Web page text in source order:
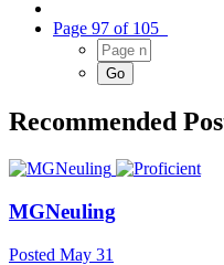
Page 97 of 105
Recommended
MGNeuling
Posted May 31